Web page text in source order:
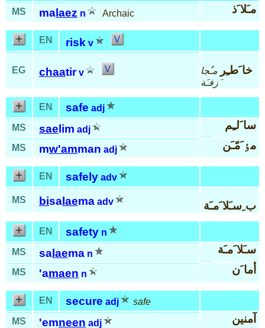
MS
ma laez n Archaic مـَلا َذ
EN risk v
EG chaatir v خا َطـِر مـُجا
َزفـَة
EN safe adj
MS
sae lim adj سا َلـِم
MS mw'amman adj مٶ َمّـَن
EN safely adv
MS bisa laema adv ب ِسـَلا َمـَة
EN safety n
MS
sa laema n سـَلا َمـَة
MS 'amaen n أما َن
EN secure adj
safe
MS
'emneen adj آمنين